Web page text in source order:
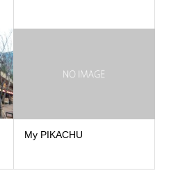
My PIKACHU